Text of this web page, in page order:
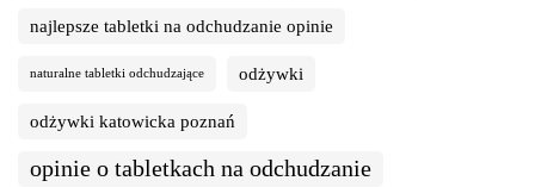
najlepsze tabletki na odchudzanie opinie
naturalne tabletki odchudzające odżywki
odżywki katowicka poznań
opinie o tabletkach na odchudzanie